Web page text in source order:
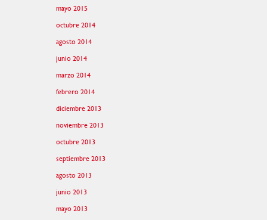
mayo 2015
octubre 2014
agosto 2014
junio 2014
marzo 2014
febrero 2014
diciembre 2013
noviembre 2013
octubre 2013
septiembre 2013
agosto 2013
junio 2013
mayo 2013